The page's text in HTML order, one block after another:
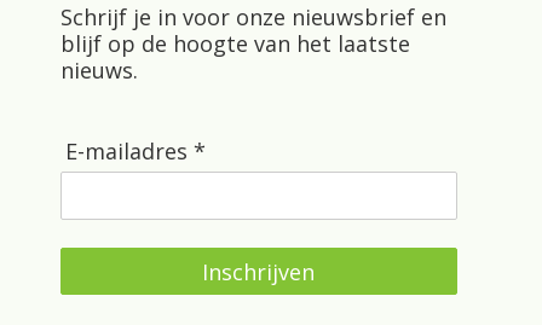
Schrijf je in voor onze nieuwsbrief en
blijf op de hoogte van het laatste
nieuws.
E-mailadres *
Inschrijven